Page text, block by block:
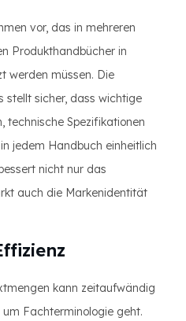
vor, das in mehreren
Produkthandbücher in
werden müssen. Die
stellt sicher, dass wichtige
technische Spezifikationen
jedem Handbuch einheitlich
nicht nur das
auch die Markenidentität
kann zeitaufwändig
um Fachterminologie geht.